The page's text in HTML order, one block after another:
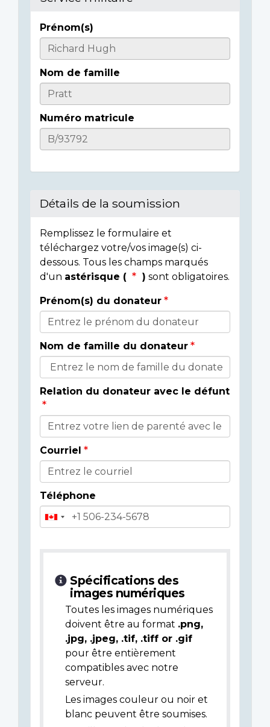
Informations
sur
l'individu
Prénom(s)
Nom de famille
Numéro matricule
Détails de la soumission
Remplissez le formulaire et
téléchargez votre/vos image(s) ci-
dessous. Tous les champs marqués
d'un astérisque ( ) sont obligatoires.
Détails
du
donateur
Prénom(s) du donateur
Nom de famille du donateur
Relation du donateur avec le défunt
Courriel
Téléphone
Spécifications des
images numériques
Toutes les images numériques
doivent être au format .png,
.jpg, .jpeg, .tif, .tiff or .gif
pour être entièrement
compatibles avec notre
serveur.
Les images couleur ou noir et
blanc peuvent être soumises.